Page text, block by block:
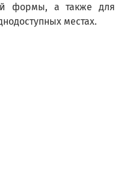
формы, а также для
местах.